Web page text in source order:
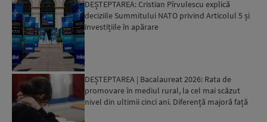
DEȘTEPTAREA: Cristian Pîrvulescu explică
deciziile Summitului NATO privind Articolul 5 și
investițiile în apărare
DEȘTEPTAREA | Bacalaureat 2026: Rata de
promovare în mediul rural, la cel mai scăzut
nivel din ultimii cinci ani. Diferență majoră față